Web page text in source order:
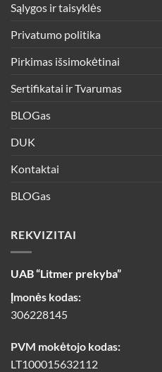
Sąlygos ir taisyklės
Privatumo politika
Pirkimas išsimokėtinai
Sertifikatai ir Tvarumas
BLOGas
DUK
Kontaktai
BLOGas
REKVIZITAI
UAB “Litmer prekyba”
Įmonės kodas:
306228145
PVM mokėtojo kodas:
LT100015632112